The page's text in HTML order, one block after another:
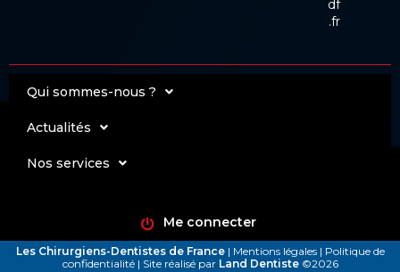
df
.fr
Qui sommes-nous ?
Actualités
Nos services
Me connecter
Les Chirurgiens-Dentistes de France| Mentions légales | Politique de
confidentialité | Site réalisé par Land Dentiste©2026